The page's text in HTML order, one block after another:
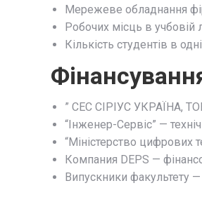
Мережеве обладнання
Робочих місць в учбовій
Кількість студентів в
” СЕС СІРІУС УКРАЇНА,
“Інженер-Сервіс” —
“Міністерство цифрових
Компания DEPS —
Випускники факультету